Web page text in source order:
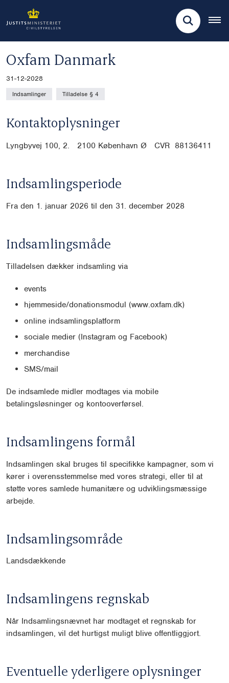
Oxfam Danmark
31-12-2028
Indsamlinger Tilladelse § 4
Kontaktoplysninger
Lyngbyvej 100, 2. 2100 København Ø CVR 88136411
Indsamlingsperiode
Fra den 1. januar 2026 til den 31. december 2028
Indsamlingsmåde
Tilladelsen dækker indsamling via
events
hjemmeside/donationsmodul (www.oxfam.dk)
online indsamlingsplatform
sociale medier (Instagram og Facebook)
merchandise
SMS/mail
De indsamlede midler modtages via mobile
betalingsløsninger og kontooverførsel.
Indsamlingens formål
Indsamlingen skal bruges til specifikke kampagner, som vi
kører i overensstemmelse med vores strategi, eller til at
støtte vores samlede humanitære og udviklingsmæssige
arbejde.
Indsamlingsområde
Landsdækkende
Indsamlingens regnskab
Når Indsamlingsnævnet har modtaget et regnskab for
indsamlingen, vil det hurtigst muligt blive offentliggjort.
Eventuelle yderligere oplysninger